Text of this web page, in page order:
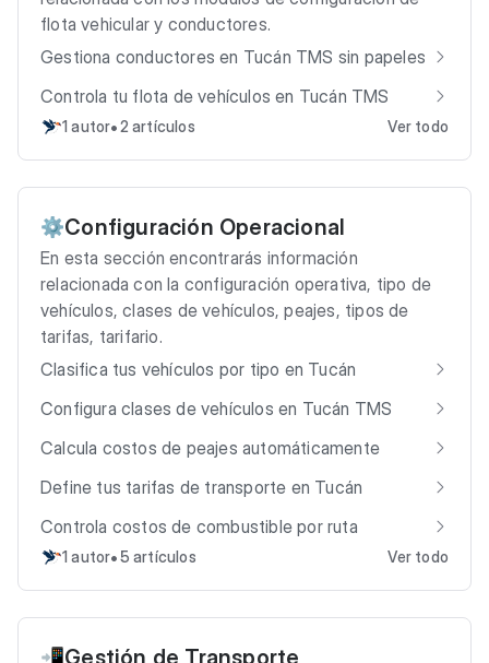
flota vehicular y conductores.
Gestiona conductores en Tucán TMS sin papeles
Controla tu flota de vehículos en Tucán TMS
1 autor•2 artículos Ver todo
⚙️Configuración Operacional
En esta sección encontrarás información
relacionada con la configuración operativa, tipo de
vehículos, clases de vehículos, peajes, tipos de
tarifas, tarifario.
Clasifica tus vehículos por tipo en Tucán
Configura clases de vehículos en Tucán TMS
Calcula costos de peajes automáticamente
Define tus tarifas de transporte en Tucán
Controla costos de combustible por ruta
1 autor•5 artículos Ver todo
📲Gestión de Transporte